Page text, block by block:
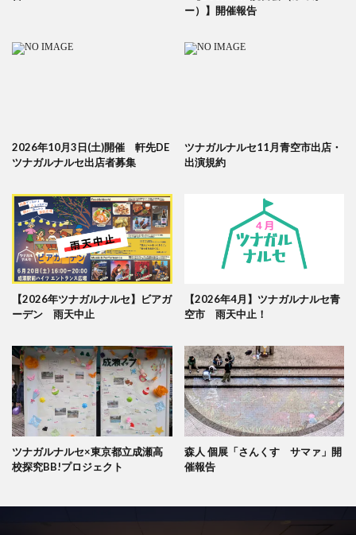
ー）】開催報告
2026年10月3日(土)開催 軒先DE
ツナガルナルセ出店者募集
ツナガルナルセ11月青空市出店・
出演規約
【2026年ツナガルナルセ】ビアガ
ーデン 雨天中止
【2026年4月】ツナガルナルセ青
空市 雨天中止！
ツナガルナルセ×東京都立成瀬高
校探究BB!プロジェクト
森人 個展「さんくす サマァ」開
催報告